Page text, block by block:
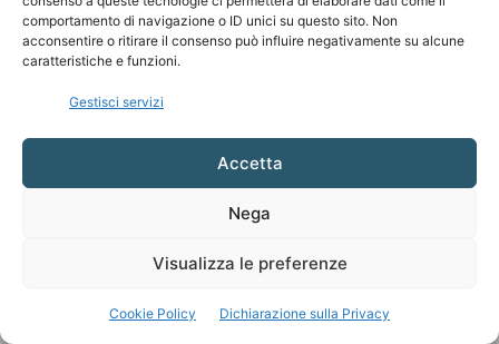
comportamento di navigazione o ID unici su questo sito. Non
acconsentire o ritirare il consenso può influire negativamente su alcune
caratteristiche e funzioni.
Gestisci servizi
Accetta
Nega
Visualizza le preferenze
Cookie Policy Dichiarazione sulla Privacy